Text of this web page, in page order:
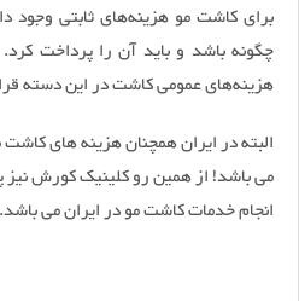
برای کاشت مو هزینه‌های ثابتی وجود
چگونه باشد و باید آن را پرداخت
هزینه‌های عمومی کاشت در این دسته
البته در ایران همچنان هزینه های
می باشد! از همین رو کلینیک کورش
انجام خدمات کاشت مو در ایران می باشد.